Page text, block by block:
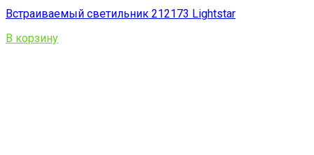
Встраиваемый светильник 212173 Lightstar
В корзину